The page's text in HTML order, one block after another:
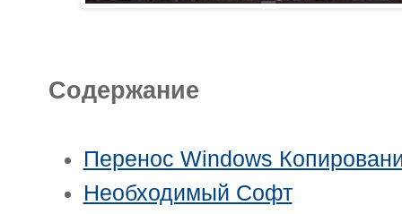
Содержание
Перенос Windows
Необходимый Софт